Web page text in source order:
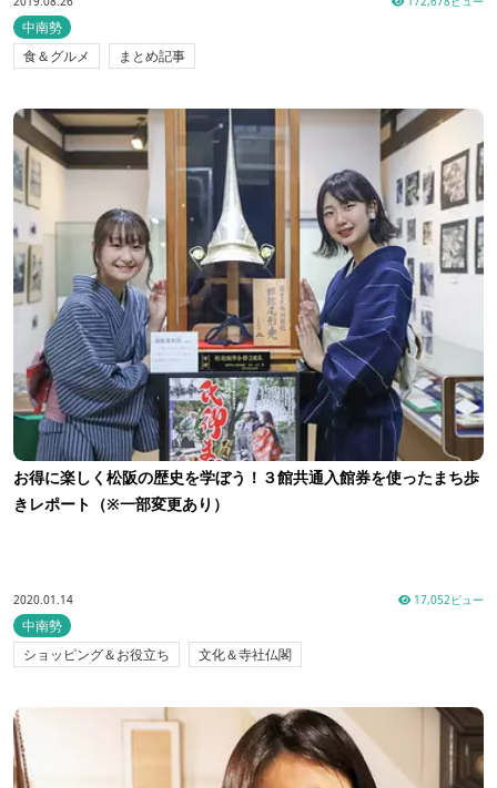
中南勢
食＆グルメ
まとめ記事
お得に楽しく松阪の歴史を学ぼう！３館共通入館券を使ったまち歩
きレポート（※一部変更あり）
2020.01.14 17,052ビュー
中南勢
ショッピング＆お役立ち
文化＆寺社仏閣